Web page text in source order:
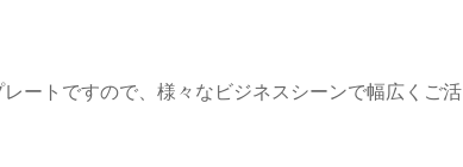
ートですので、様々なビジネスシーンで幅広くご活